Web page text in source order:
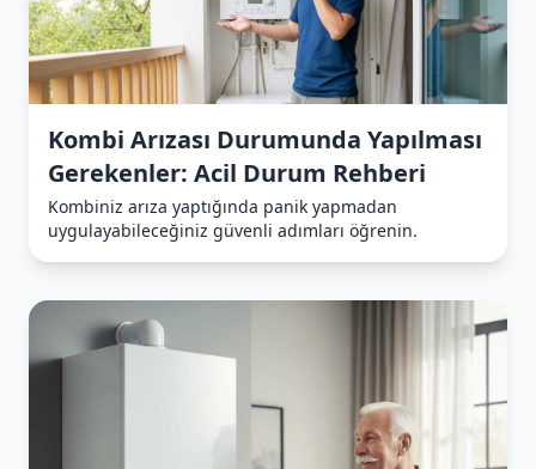
Kombi Arızası Durumunda Yapılması
Gerekenler: Acil Durum Rehberi
Kombiniz arıza yaptığında panik yapmadan
uygulayabileceğiniz güvenli adımları öğrenin.